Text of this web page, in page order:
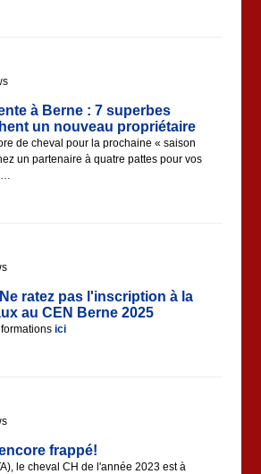
à Berne : 7 superbes
un nouveau propriétaire
de cheval pour la prochaine « saison
un partenaire à quatre pattes pour vos
ratez pas l'inscription à la
au CEN Berne 2025
ici
frappé!
le cheval CH de l'année 2023 est à